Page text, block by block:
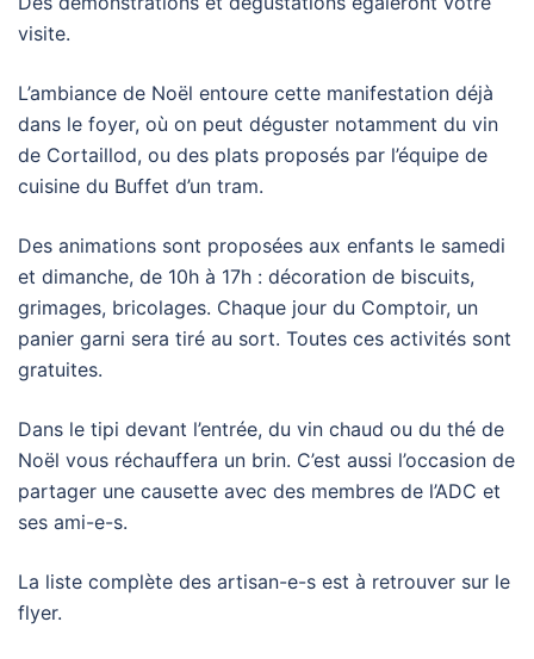
visite.
L’ambiance de Noël entoure cette manifestation déjà
dans le foyer, où on peut déguster notamment du vin
de Cortaillod, ou des plats proposés par l’équipe de
cuisine du Buffet d’un tram.
Des animations sont proposées aux enfants le samedi
et dimanche, de 10h à 17h : décoration de biscuits,
grimages, bricolages. Chaque jour du Comptoir, un
panier garni sera tiré au sort. Toutes ces activités sont
gratuites.
Dans le tipi devant l’entrée, du vin chaud ou du thé de
Noël vous réchauffera un brin. C’est aussi l’occasion de
partager une causette avec des membres de l’ADC et
ses ami-e-s.
La liste complète des artisan-e-s est à retrouver sur le
flyer.